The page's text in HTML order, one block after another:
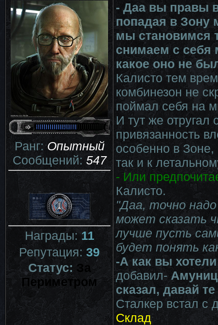
Ранг:Опытный
Сообщений:547
Награды:11
Репутация:39
Статус:За
Периметром
- Даа вы правы
попадая в Зону
мы становимся
снимаем с себя
какое оно не
Калисто тем
комбинезон не
поймал себя на
И тут же отругал
привязанность
особенно в Зоне,
так и к
- Или
Калисто.
"Даа, точно
может сказать
лучше пусть
будет понять
-А как вы
добавил-
сказал, давай
Сталкер встал с
Склад